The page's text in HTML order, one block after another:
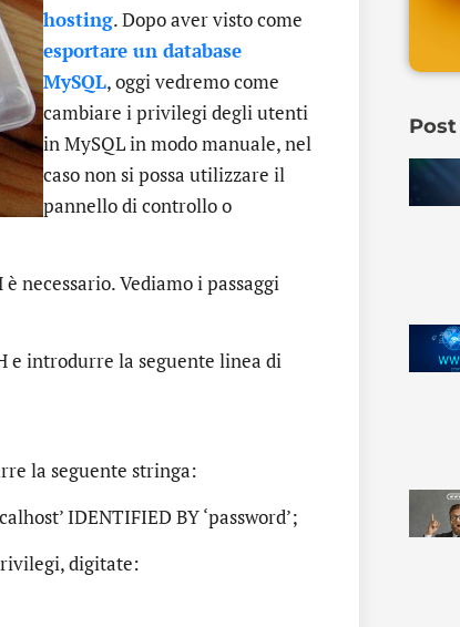
hosting. Dopo aver visto come
esportare un database
MySQL, oggi vedremo come
cambiare i privilegi degli utenti
in MySQL in modo manuale, nel
caso non si possa utilizzare il
pannello di controllo o
necessario. Vediamo i passaggi
e introdurre la seguente linea di
la seguente stringa:
IDENTIFIED BY ‘password’;
digitate: